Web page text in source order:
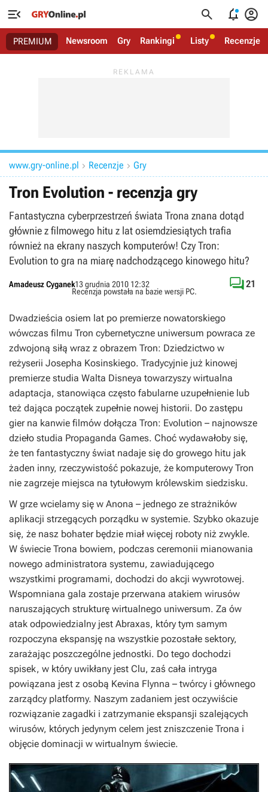
   
PREMIUM Newsroom Gry Rankingi Listy Recenzje
www.gry-online.pl  Recenzje  Gry
Tron Evolution - recenzja gry
Fantastyczna cyberprzestrzeń świata Trona znana dotąd
głównie z filmowego hitu z lat osiemdziesiątych trafia
również na ekrany naszych komputerów! Czy Tron:
Evolution to gra na miarę nadchodzącego kinowego hitu?
Amadeusz Cyganek13 grudnia 2010 12:32 21
Recenzja powstała na bazie wersji PC.
Dwadzieścia osiem lat po premierze nowatorskiego
wówczas filmu Tron cybernetyczne uniwersum powraca ze
zdwojoną siłą wraz z obrazem Tron: Dziedzictwo w
reżyserii Josepha Kosinskiego. Tradycyjnie już kinowej
premierze studia Walta Disneya towarzyszy wirtualna
adaptacja, stanowiąca często fabularne uzupełnienie lub
też dająca początek zupełnie nowej historii. Do zastępu
gier na kanwie filmów dołącza Tron: Evolution – najnowsze
dzieło studia Propaganda Games. Choć wydawałoby się,
że ten fantastyczny świat nadaje się do growego hitu jak
żaden inny, rzeczywistość pokazuje, że komputerowy Tron
nie zagrzeje miejsca na tytułowym królewskim siedzisku.
W grze wcielamy się w Anona – jednego ze strażników
aplikacji strzegących porządku w systemie. Szybko okazuje
się, że nasz bohater będzie miał więcej roboty niż zwykle.
W świecie Trona bowiem, podczas ceremonii mianowania
nowego administratora systemu, zawiadującego
wszystkimi programami, dochodzi do akcji wywrotowej.
Wspomniana gala zostaje przerwana atakiem wirusów
naruszających strukturę wirtualnego uniwersum. Za ów
atak odpowiedzialny jest Abraxas, który tym samym
rozpoczyna ekspansję na wszystkie pozostałe sektory,
zarażając poszczególne jednostki. Do tego dochodzi
spisek, w który uwikłany jest Clu, zaś cała intryga
powiązana jest z osobą Kevina Flynna – twórcy i głównego
zarządcy platformy. Naszym zadaniem jest oczywiście
rozwiązanie zagadki i zatrzymanie ekspansji szalejących
wirusów, których jedynym celem jest zniszczenie Trona i
objęcie dominacji w wirtualnym świecie.